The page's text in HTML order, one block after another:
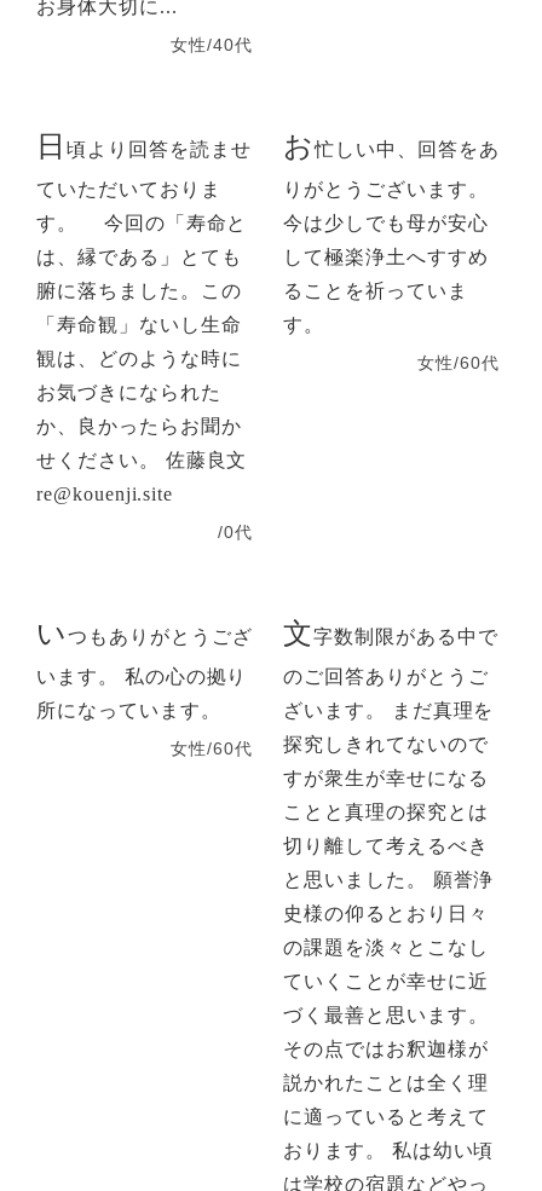
お身体大切に...
女性/40代
日 頃より回答を読ませ
ていただいておりま
す。 今回の「寿命と
は、縁である」とても
腑に落ちました。この
「寿命観」ないし生命
観は、どのような時に
お気づきになられた
か、良かったらお聞か
せください。 佐藤良文
re@kouenji.site
/0代
お忙しい中、回答をあ
りがとうございます。
今は少しでも母が安心
して極楽浄土へすすめ
ることを祈っていま
す。
女性/60代
いつもありがとうござ
います。 私の心の拠り
所になっています。
女性/60代
文字数制限がある中で
のご回答ありがとうご
ざいます。 まだ真理を
探究しきれてないので
すが衆生が幸せになる
ことと真理の探究とは
切り離して考えるべき
と思いました。 願誉浄
史様の仰るとおり日々
の課題を淡々とこなし
ていくことが幸せに近
づく最善と思います。
その点ではお釈迦様が
説かれたことは全く理
に適っていると考えて
おります。 私は幼い頃
は学校の宿題などやっ